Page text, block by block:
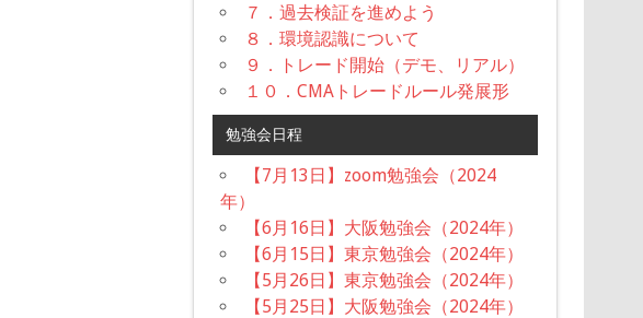
７．過去検証を進めよう
８．環境認識について
９．トレード開始（デモ、リアル）
１０．CMAトレードルール発展形
勉強会日程
【7月13日】zoom勉強会（2024
年）
【6月16日】大阪勉強会（2024年）
【6月15日】東京勉強会（2024年）
【5月26日】東京勉強会（2024年）
【5月25日】大阪勉強会（2024年）